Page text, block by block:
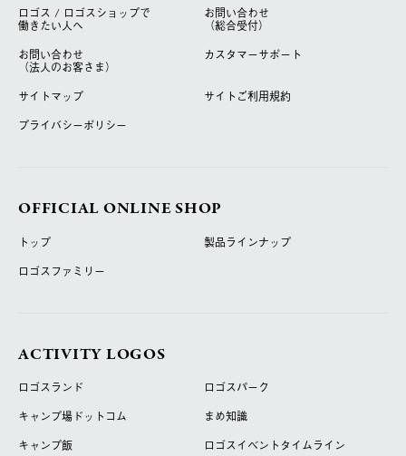
ロゴス / ロゴスショップで
働きたい人へ
お問い合わせ
（総合受付）
お問い合わせ
（法人のお客さま）
カスタマーサポート
サイトマップ
サイトご利用規約
プライバシーポリシー
OFFICIAL ONLINE SHOP
トップ
製品ラインナップ
ロゴスファミリー
ACTIVITY LOGOS
ロゴスランド
ロゴスパーク
キャンプ場ドットコム
まめ知識
キャンプ飯
ロゴスイベントタイムライン